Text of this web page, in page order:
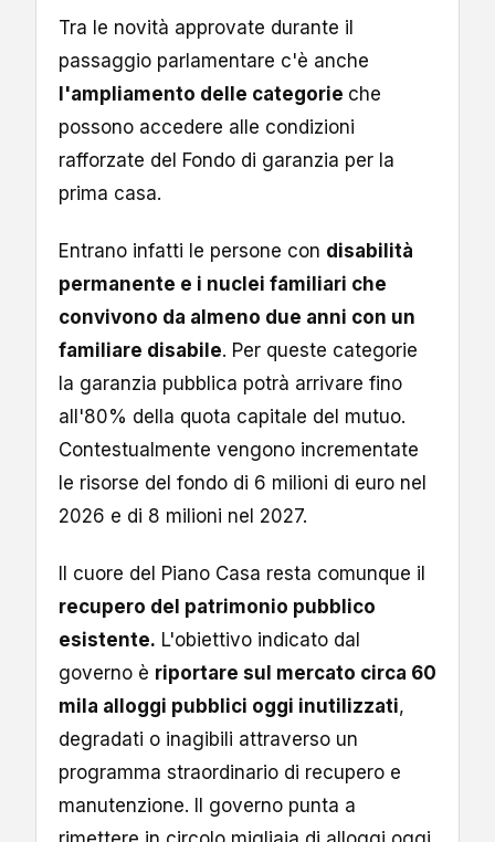
Tra le novità approvate durante il
passaggio parlamentare c'è anche
l'ampliamento delle categorie che
possono accedere alle condizioni
rafforzate del Fondo di garanzia per la
prima casa.
Entrano infatti le persone con disabilità
permanente e i nuclei familiari che
convivono da almeno due anni con un
familiare disabile. Per queste categorie
la garanzia pubblica potrà arrivare fino
all'80% della quota capitale del mutuo.
Contestualmente vengono incrementate
le risorse del fondo di 6 milioni di euro nel
2026 e di 8 milioni nel 2027.
Il cuore del Piano Casa resta comunque il
recupero del patrimonio pubblico
esistente. L'obiettivo indicato dal
governo è riportare sul mercato circa 60
mila alloggi pubblici oggi inutilizzati,
degradati o inagibili attraverso un
programma straordinario di recupero e
manutenzione. Il governo punta a